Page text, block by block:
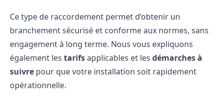
Ce type de raccordement permet d’obtenir un
branchement sécurisé et conforme aux normes, sans
engagement à long terme. Nous vous expliquons
également les tarifsapplicables et les démarches à
suivre pour que votre installation soit rapidement
opérationnelle.